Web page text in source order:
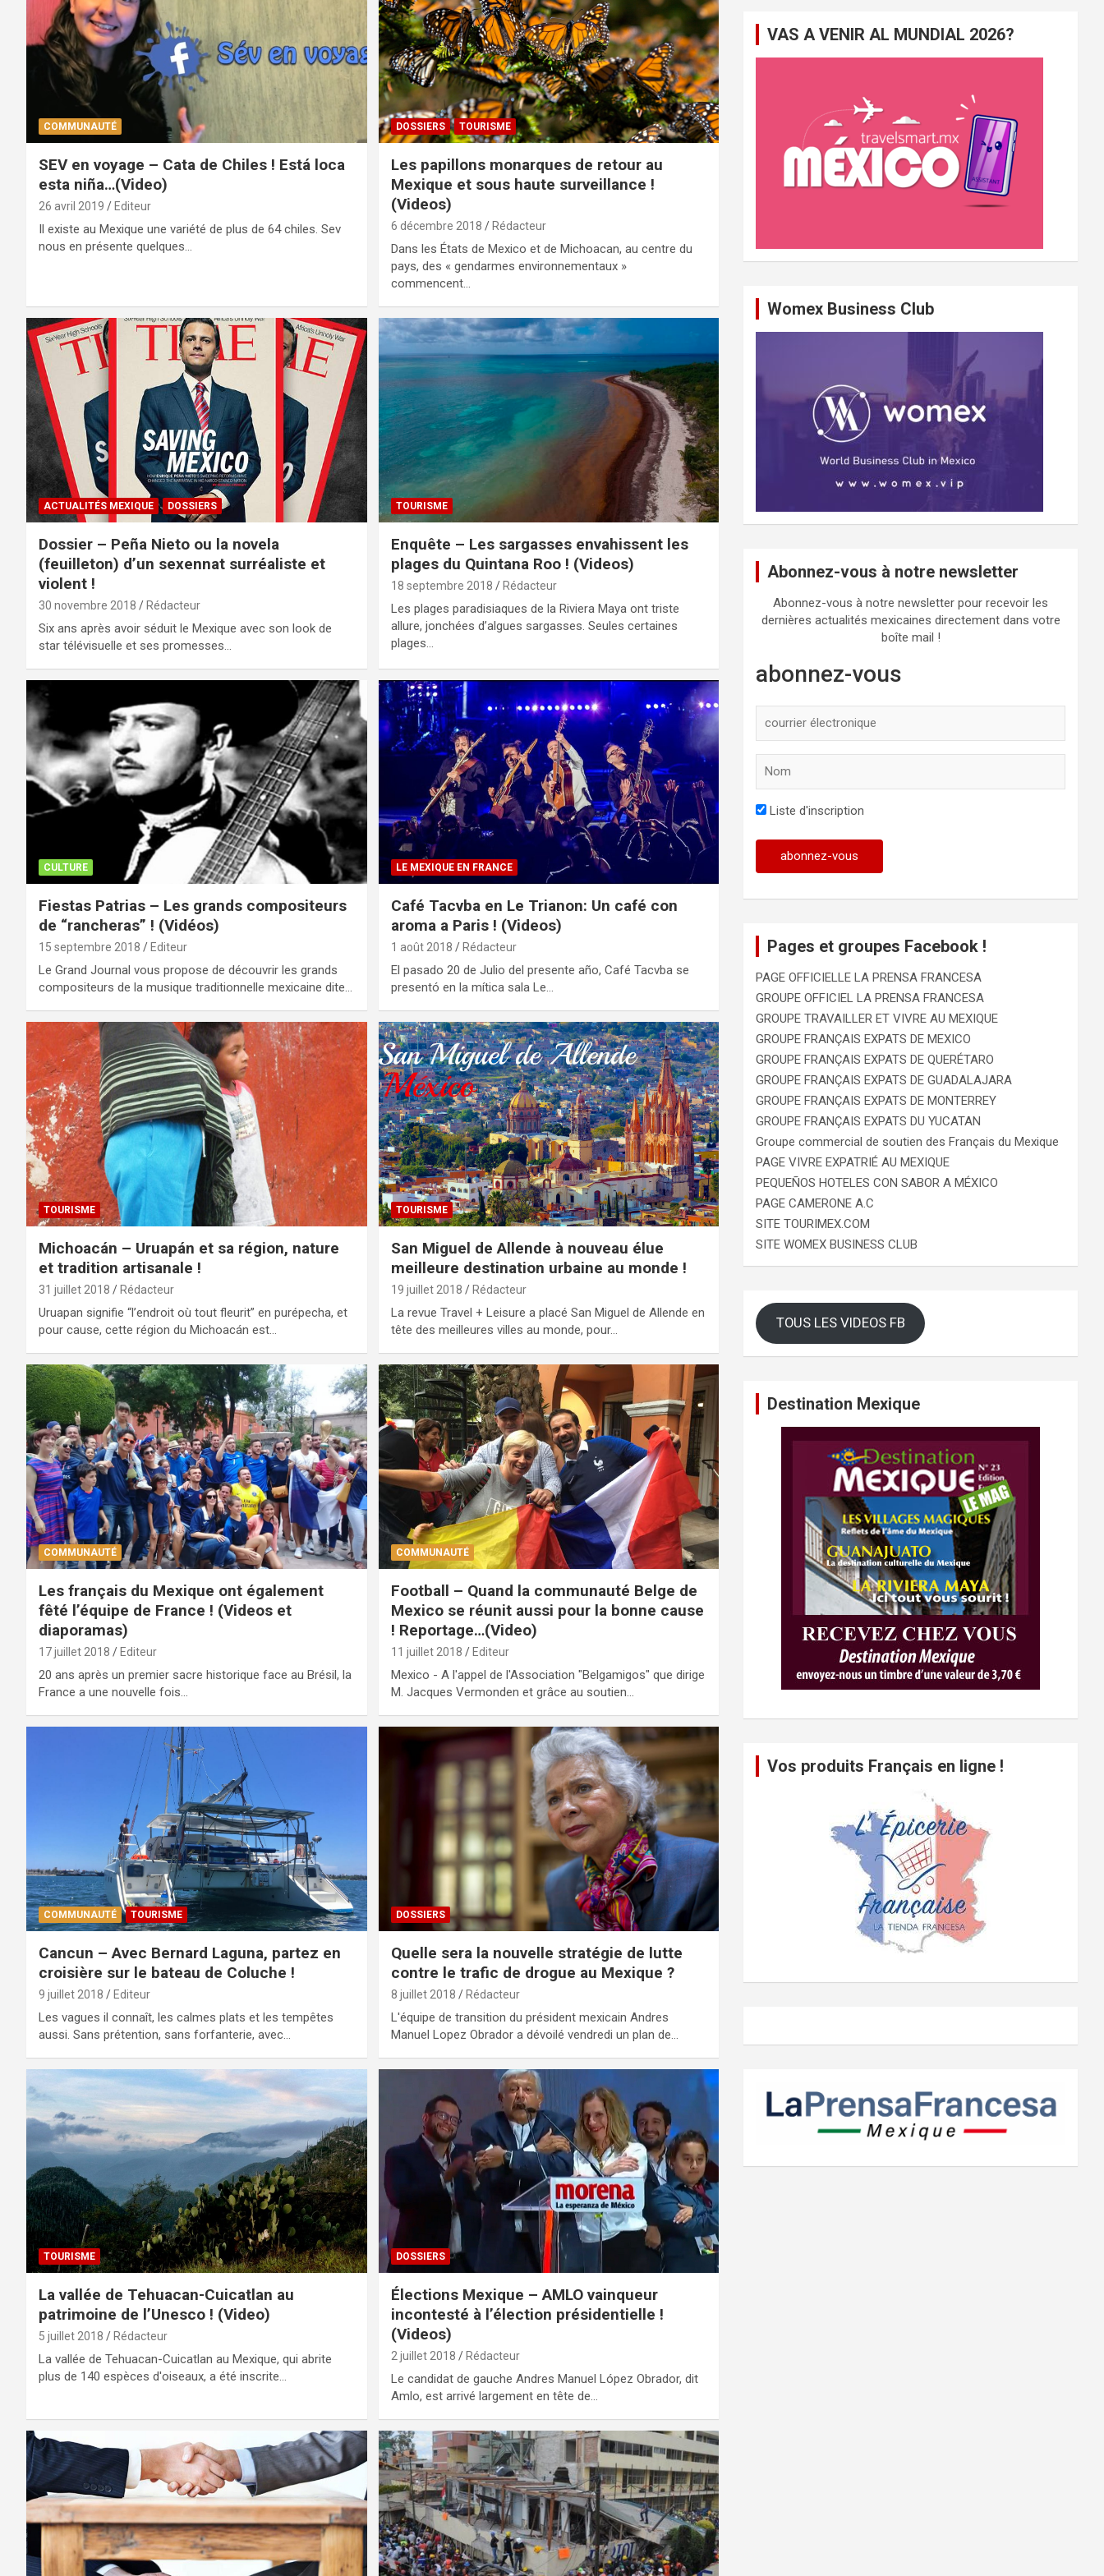
COMMUNAUTÉ
SEV en voyage – Cata de Chiles ! Está loca
esta niña…(Video)
26 avril 2019 Editeur
Il existe au Mexique une variété de plus de 64 chiles. Sev
nous en présente quelques…
DOSSIERS TOURISME
Les papillons monarques de retour au
Mexique et sous haute surveillance !
(Videos)
6 décembre 2018 Rédacteur
Dans les États de Mexico et de Michoacan, au centre du
pays, des « gendarmes environnementaux »
commencent…
ACTUALITÉS MEXIQUE DOSSIERS
Dossier – Peña Nieto ou la novela
(feuilleton) d’un sexennat surréaliste et
violent !
30 novembre 2018 Rédacteur
Six ans après avoir séduit le Mexique avec son look de
star télévisuelle et ses promesses…
TOURISME
Enquête – Les sargasses envahissent les
plages du Quintana Roo ! (Videos)
18 septembre 2018 Rédacteur
Les plages paradisiaques de la Riviera Maya ont triste
allure, jonchées d’algues sargasses. Seules certaines
plages…
CULTURE
Fiestas Patrias – Les grands compositeurs
de “rancheras” ! (Vidéos)
15 septembre 2018 Editeur
Le Grand Journal vous propose de découvrir les grands
compositeurs de la musique traditionnelle mexicaine dite…
LE MEXIQUE EN FRANCE
Café Tacvba en Le Trianon: Un café con
aroma a Paris ! (Videos)
1 août 2018 Rédacteur
El pasado 20 de Julio del presente año, Café Tacvba se
presentó en la mítica sala Le…
TOURISME
Michoacán – Uruapán et sa région, nature
et tradition artisanale !
31 juillet 2018 Rédacteur
Uruapan signifie “l’endroit où tout fleurit” en purépecha, et
pour cause, cette région du Michoacán est…
TOURISME
San Miguel de Allende à nouveau élue
meilleure destination urbaine au monde !
19 juillet 2018 Rédacteur
La revue Travel + Leisure a placé San Miguel de Allende en
tête des meilleures villes au monde, pour…
COMMUNAUTÉ
Les français du Mexique ont également
fêté l’équipe de France ! (Videos et
diaporamas)
17 juillet 2018 Editeur
20 ans après un premier sacre historique face au Brésil, la
France a une nouvelle fois…
COMMUNAUTÉ
Football – Quand la communauté Belge de
Mexico se réunit aussi pour la bonne cause
! Reportage…(Video)
11 juillet 2018 Editeur
Mexico - A l'appel de l'Association "Belgamigos" que dirige
M. Jacques Vermonden et grâce au soutien…
COMMUNAUTÉ TOURISME
Cancun – Avec Bernard Laguna, partez en
croisière sur le bateau de Coluche !
9 juillet 2018 Editeur
Les vagues il connaît, les calmes plats et les tempêtes
aussi. Sans prétention, sans forfanterie, avec…
DOSSIERS
Quelle sera la nouvelle stratégie de lutte
contre le trafic de drogue au Mexique ?
8 juillet 2018 Rédacteur
L'équipe de transition du président mexicain Andres
Manuel Lopez Obrador a dévoilé vendredi un plan de…
TOURISME
La vallée de Tehuacan-Cuicatlan au
patrimoine de l’Unesco ! (Video)
5 juillet 2018 Rédacteur
La vallée de Tehuacan-Cuicatlan au Mexique, qui abrite
plus de 140 espèces d'oiseaux, a été inscrite…
DOSSIERS
Élections Mexique – AMLO vainqueur
incontesté à l’élection présidentielle !
(Videos)
2 juillet 2018 Rédacteur
Le candidat de gauche Andres Manuel López Obrador, dit
Amlo, est arrivé largement en tête de…
c
VAS A VENIR AL MUNDIAL 2026?
Womex Business Club
Abonnez-vous à notre newsletter
Abonnez-vous à notre newsletter pour recevoir les
dernières actualités mexicaines directement dans votre
boîte mail !
abonnez-vous
Liste d'inscription
Pages et groupes Facebook !
PAGE OFFICIELLE LA PRENSA FRANCESA
GROUPE OFFICIEL LA PRENSA FRANCESA
GROUPE TRAVAILLER ET VIVRE AU MEXIQUE
GROUPE FRANÇAIS EXPATS DE MEXICO
GROUPE FRANÇAIS EXPATS DE QUERÉTARO
GROUPE FRANÇAIS EXPATS DE GUADALAJARA
GROUPE FRANÇAIS EXPATS DE MONTERREY
GROUPE FRANÇAIS EXPATS DU YUCATAN
Groupe commercial de soutien des Français du Mexique
PAGE VIVRE EXPATRIÉ AU MEXIQUE
PEQUEÑOS HOTELES CON SABOR A MÉXICO
PAGE CAMERONE A.C
SITE TOURIMEX.COM
SITE WOMEX BUSINESS CLUB
TOUS LES VIDEOS FB
Destination Mexique
Vos produits Français en ligne !